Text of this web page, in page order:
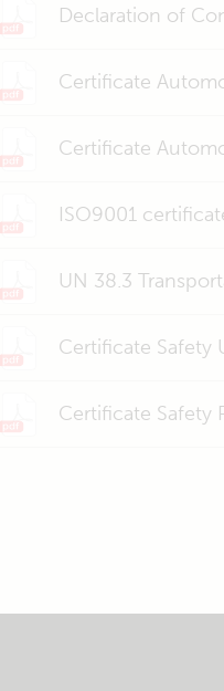
Declaration of
Certificate
Certificate
ISO9001
UN 38.3
Certificate Safety
Certificate Safety